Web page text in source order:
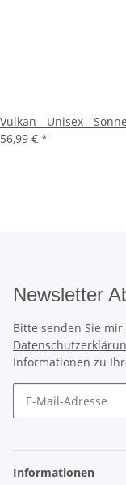
Vulkan - Unisex -
56,99 € *
Newsletter
Bitte senden Sie
Informationen zu
Informationen